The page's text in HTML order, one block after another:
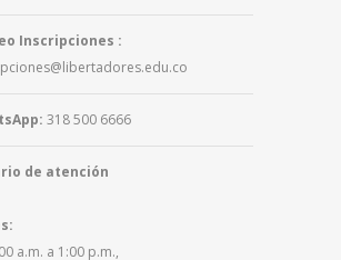
Inscripciones :
318 500 6666
de atención
a.m. a 1:00 p.m.,